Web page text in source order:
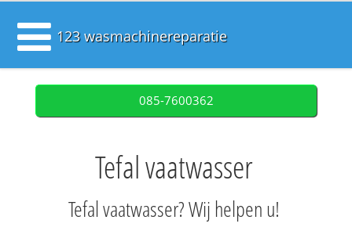
123 wasmachinereparatie
085-7600362
Tefal vaatwasser
Tefal vaatwasser? Wij helpen u!